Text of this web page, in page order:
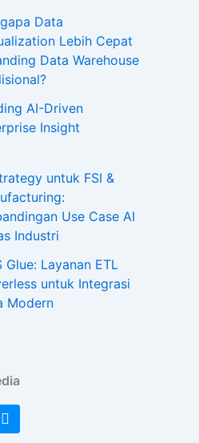
Data
Lebih Cepat
Data Warehouse
AI-Driven
Insight
untuk FSI &
Use Case AI
Industri
Glue: Layanan ETL
untuk Integrasi
Modern
F
a